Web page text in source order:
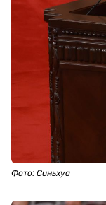
Фото: Синьхуа